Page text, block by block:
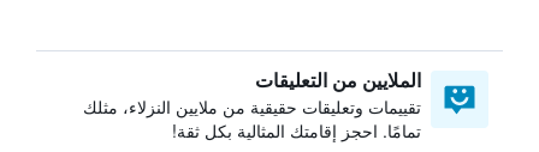
الملايين من التعليقات
تقييمات وتعليقات حقيقية من ملايين النزلاء، مثلك
تمامًا. احجز إقامتك المثالية بكل ثقة!